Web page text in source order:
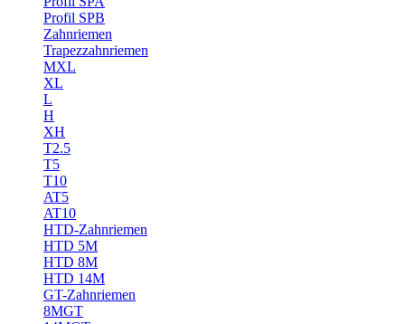
Profil SPB
Zahnriemen
Trapezzahnriemen
MXL
XL
L
H
XH
T2.5
T5
T10
AT5
AT10
HTD-Zahnriemen
HTD 5M
HTD 8M
HTD 14M
GT-Zahnriemen
8MGT